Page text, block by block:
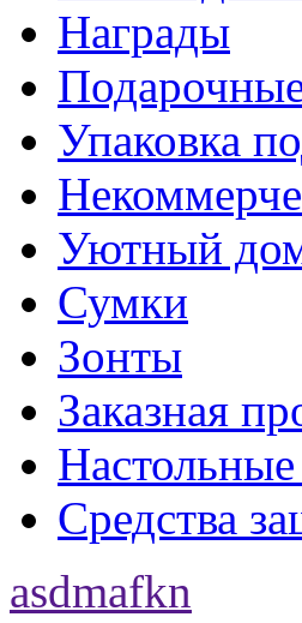
Награды
Упаковка
Уютный
Сумки
Зонты
Заказная
Средства
asdmafkn